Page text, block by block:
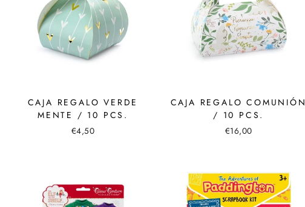
CAJA REGALO VERDE
MENTE / 10 PCS.
€4,50
CAJA REGALO COMUNIÓN
/ 10 PCS.
€16,00